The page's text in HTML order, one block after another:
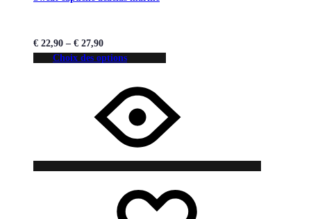
€ 22,90 – € 27,90
Choix des options